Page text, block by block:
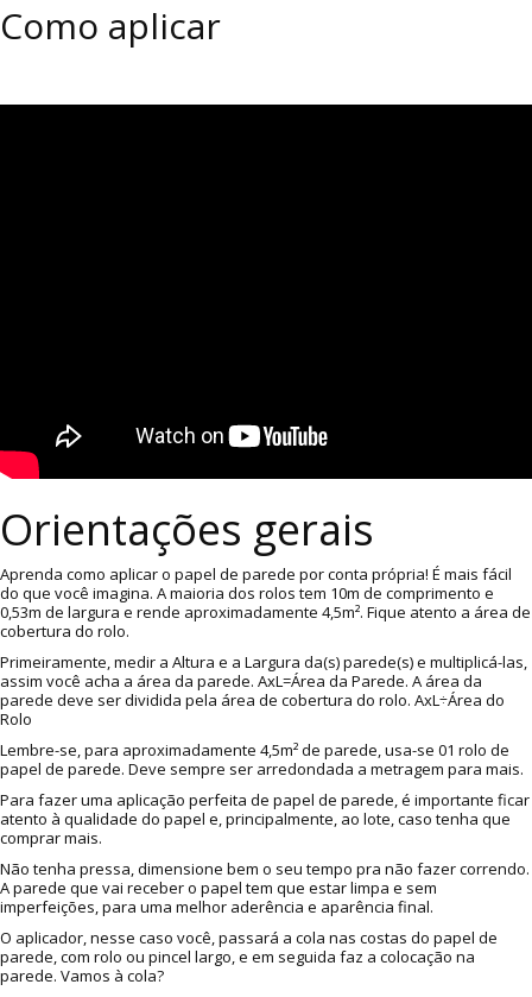
Como aplicar
Orientações gerais
Aprenda como aplicar o papel de parede por conta própria! É mais fácil
do que você imagina. A maioria dos rolos tem 10m de comprimento e
0,53m de largura e rende aproximadamente 4,5m². Fique atento a área de
cobertura do rolo.
Primeiramente, medir a Altura e a Largura da(s) parede(s) e multiplicá-las,
assim você acha a área da parede. AxL=Área da Parede. A área da
parede deve ser dividida pela área de cobertura do rolo. AxL÷Área do
Rolo
Lembre-se, para aproximadamente 4,5m² de parede, usa-se 01 rolo de
papel de parede. Deve sempre ser arredondada a metragem para mais.
Para fazer uma aplicação perfeita de papel de parede, é importante ficar
atento à qualidade do papel e, principalmente, ao lote, caso tenha que
comprar mais.
Não tenha pressa, dimensione bem o seu tempo pra não fazer correndo.
A parede que vai receber o papel tem que estar limpa e sem
imperfeições, para uma melhor aderência e aparência final.
O aplicador, nesse caso você, passará a cola nas costas do papel de
parede, com rolo ou pincel largo, e em seguida faz a colocação na
parede. Vamos à cola?